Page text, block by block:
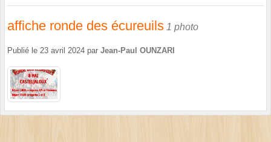
affiche ronde des écureuils 1 photo
Publié le 23 avril 2024 par Jean-Paul OUNZARI